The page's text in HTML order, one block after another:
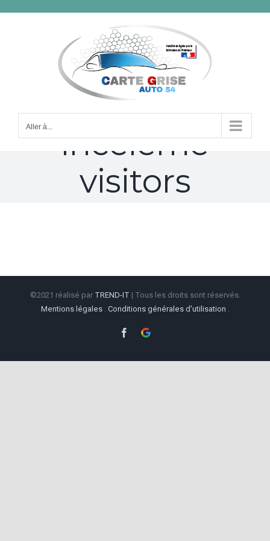
Aller à...
catholicmatch-
inceleme
visitors
©2021 réalisé par TREND-IT | Tous les droits sont réservés.
Mentions légales. Conditions générales d'utilisation .
Facebook
Google